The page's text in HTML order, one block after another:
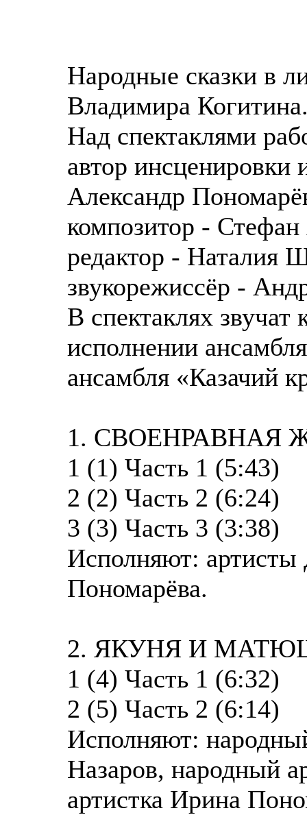
Народные сказки в
Владимира
Над спектаклями
автор
Александр
композитор -
редактор - Наталия
звукорежиссёр -
В спектаклях звучат
исполнении
ансамбля «Казачий
1. СВОЕНРАВНАЯ
1 (1) Часть 1 (5:43)
2 (2) Часть 2 (6:24)
3 (3) Часть 3 (3:38)
Исполняют:
Пономарёва.
2. ЯКУНЯ И
1 (4) Часть 1 (6:32)
2 (5) Часть 2 (6:14)
Исполняют:
Назаров, народный
артистка Ирина